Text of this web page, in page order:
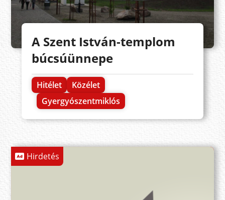
A Szent István-templom
búcsúünnepe
Hitélet
Közélet
Gyergyószentmiklós
Hirdetés